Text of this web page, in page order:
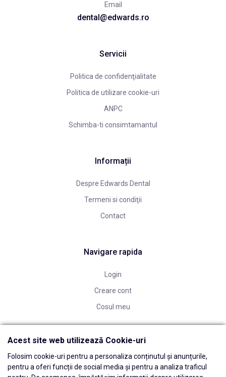
Email
dental@edwards.ro
Servicii
Politica de confidenţialitate
Politica de utilizare cookie-uri
ANPC
Schimba-ti consimtamantul
Informații
Despre Edwards Dental
Termeni si condiţii
Contact
Navigare rapida
Login
Creare cont
Cosul meu
Acest site web utilizează Cookie-uri
Folosim cookie-uri pentru a personaliza conținutul și anunțurile,
pentru a oferi funcții de social media și pentru a analiza traficul